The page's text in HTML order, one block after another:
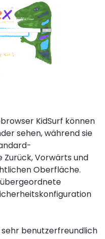
KidSurf können
sehen, während sie
Vorwärts und
Oberfläche.
benutzerfreundlich